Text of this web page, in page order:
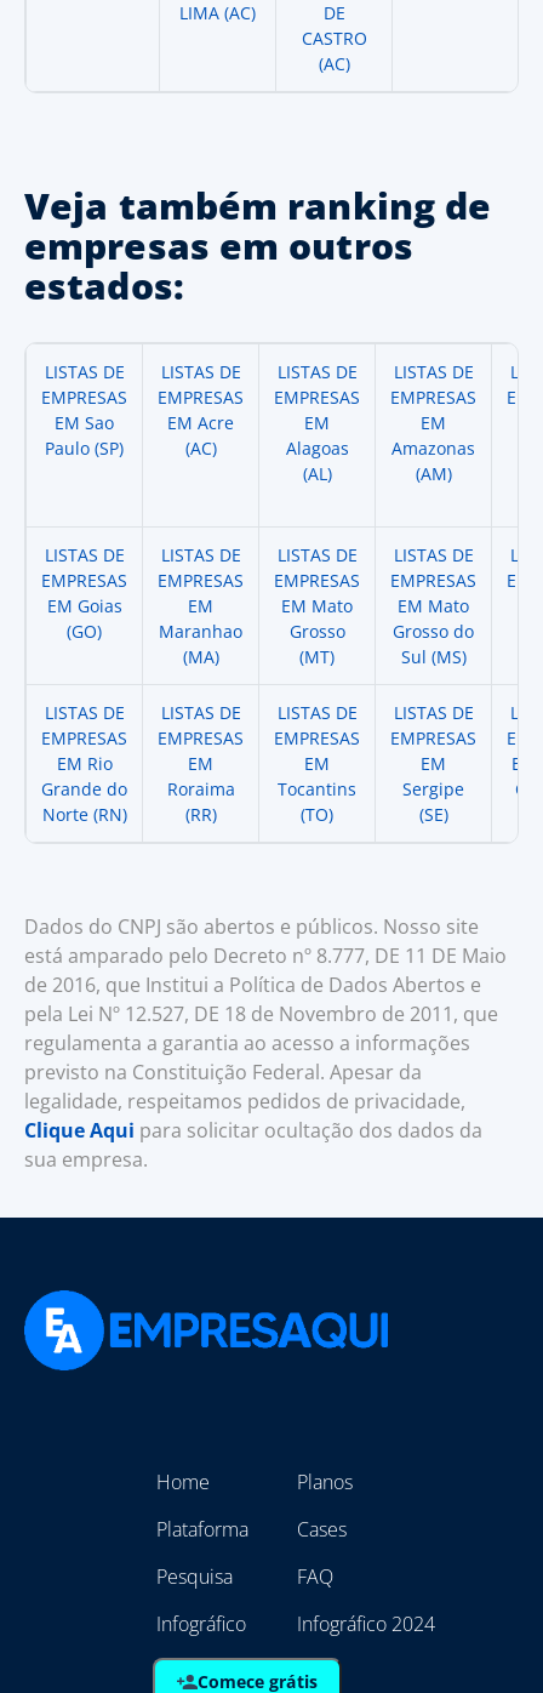
LIMA (AC)
DE
CASTRO
(AC)
Veja também ranking de
empresas em outros
estados:
LISTAS DE
EMPRESAS
EM Sao
Paulo (SP)
LISTAS DE
EMPRESAS
EM Acre
(AC)
LISTAS DE
EMPRESAS
EM
Alagoas
(AL)
LISTAS DE
EMPRESAS
EM
Amazonas
(AM)
LISTAS DE
EMPRESAS
EM Goias
(GO)
LISTAS DE
EMPRESAS
EM
Maranhao
(MA)
LISTAS DE
EMPRESAS
EM Mato
Grosso
(MT)
LISTAS DE
EMPRESAS
EM Mato
Grosso do
Sul (MS)
LISTAS DE
EMPRESAS
EM Rio
Grande do
Norte (RN)
LISTAS DE
EMPRESAS
EM
Roraima
(RR)
LISTAS DE
EMPRESAS
EM
Tocantins
(TO)
LISTAS DE
EMPRESAS
EM
Sergipe
(SE)
EM
Dados do CNPJ são abertos e públicos. Nosso site
está amparado pelo Decreto nº 8.777, DE 11 DE Maio
de 2016, que Institui a Política de Dados Abertos e
pela Lei Nº 12.527, DE 18 de Novembro de 2011, que
regulamenta a garantia ao acesso a informações
previsto na Constituição Federal. Apesar da
legalidade, respeitamos pedidos de privacidade,
Clique Aqui para solicitar ocultação dos dados da
sua empresa.
Home
Plataforma
Pesquisa
Infográfico
Planos
Cases
FAQ
Infográfico 2024
Comece grátis